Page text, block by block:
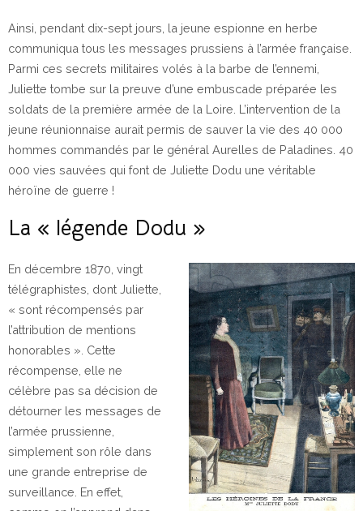
Ainsi, pendant dix-sept jours, la jeune espionne en herbe
communiqua tous les messages prussiens à l’armée française.
Parmi ces secrets militaires volés à la barbe de l’ennemi,
Juliette tombe sur la preuve d’une embuscade préparée les
soldats de la première armée de la Loire. L’intervention de la
jeune réunionnaise aurait permis de sauver la vie des 40 000
hommes commandés par le général Aurelles de Paladines. 40
000 vies sauvées qui font de Juliette Dodu une véritable
héroïne de guerre !
La « légende Dodu »
En décembre 1870, vingt
télégraphistes, dont Juliette,
« sont récompensés par
l’attribution de mentions
honorables ». Cette
récompense, elle ne
célèbre pas sa décision de
détourner les messages de
l’armée prussienne,
simplement son rôle dans
une grande entreprise de
surveillance. En effet,